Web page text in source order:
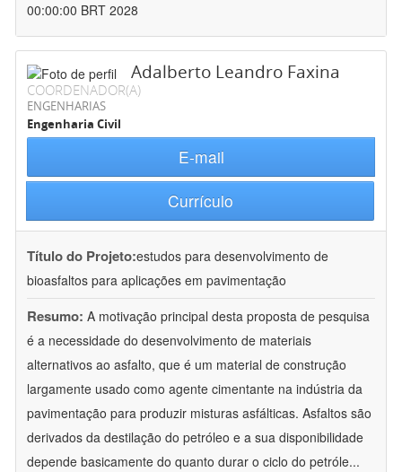
00:00:00 BRT 2028
Adalberto Leandro Faxina
COORDENADOR(A)
ENGENHARIAS
Engenharia Civil
E-mail
Currículo
Título do Projeto:estudos para desenvolvimento de
bioasfaltos para aplicações em pavimentação
Resumo: A motivação principal desta proposta de pesquisa
é a necessidade do desenvolvimento de materiais
alternativos ao asfalto, que é um material de construção
largamente usado como agente cimentante na indústria da
pavimentação para produzir misturas asfálticas. Asfaltos são
derivados da destilação do petróleo e a sua disponibilidade
depende basicamente do quanto durar o ciclo do petróle...